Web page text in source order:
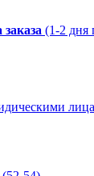
(1-2 дня